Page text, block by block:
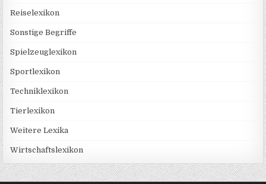
Reiselexikon
Sonstige Begriffe
Spielzeuglexikon
Sportlexikon
Techniklexikon
Tierlexikon
Weitere Lexika
Wirtschaftslexikon